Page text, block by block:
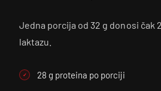
Jedna porcija od 32 g donosi čak
laktazu.
28 g proteina po porciji